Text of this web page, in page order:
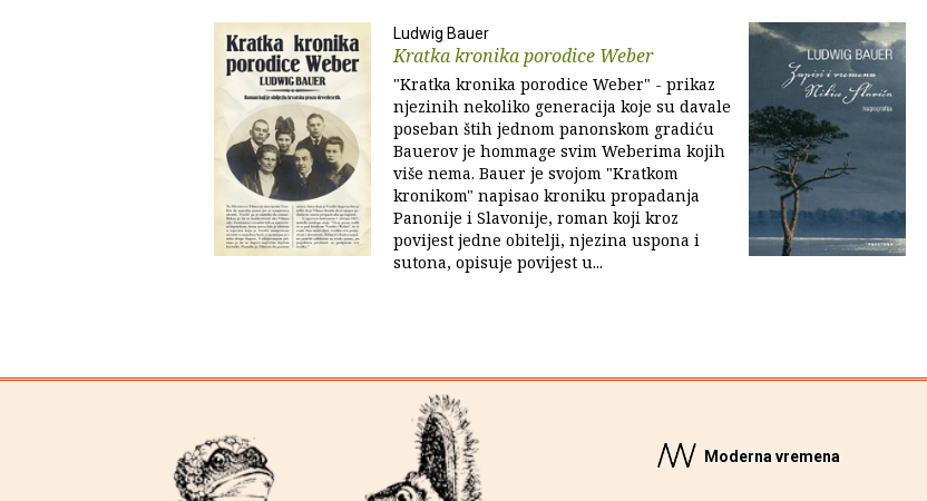
Ludwig Bauer
Kratka kronika porodice Weber
"Kratka kronika porodice Weber" - prikaz
njezinih nekoliko generacija koje su davale
poseban štih jednom panonskom gradiću
Bauerov je hommage svim Weberima kojih
više nema. Bauer je svojom "Kratkom
kronikom" napisao kroniku propadanja
Panonije i Slavonije, roman koji kroz
povijest jedne obitelji, njezina uspona i
sutona, opisuje povijest u...
Moderna vremena